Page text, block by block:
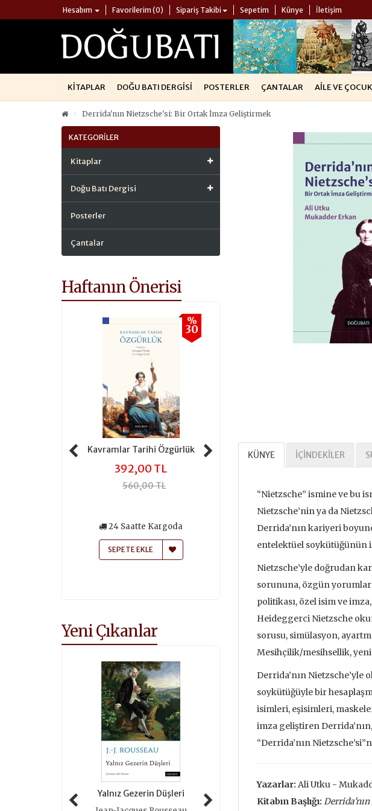
Hesabım Favorilerim (0) Sipariş Takibi Sepetim Künye İletişim
KITAPLAR DOĞU BATI DERGISI POSTERLER ÇANTALAR AILE VE ÇOCUK
Derrida'nın Nietzsche'si: Bir Ortak İmza Geliştirmek
KATEGORILER
Kitaplar
Doğu Batı Dergisi
Posterler
Çantalar
Haftanın Önerisi
%
30
Kavramlar Tarihi Özgürlük
392,00 TL
560,00 TL
24 Saatte Kargoda
SEPETE EKLE
30
Kavramlar Tarihi Adalet
301,00 TL
24 Saatte Kargoda
SEPETE EKLE
Yeni Çıkanlar
Yalnız Gezerin Düşleri
KÜNYE İÇINDEKILER
“Nietzsche” ismine ve bu
Nietzsche’nin ya da
Derrida’nın kariyeri
entelektüel
Nietzsche’yle doğrudan
sorununa, özgün
politikası, özel isim ve
Heideggerci Nietzsche
sorusu, simülasyon,
Mesihçilik/mesihsellik,
Derrida’nın Nietzsche’yle
soykütüğüyle bir
isimleri, eşisimleri,
imza geliştiren
“Derrida’nın
Yazarlar: Ali Utku -
Kitabın Başlığı: